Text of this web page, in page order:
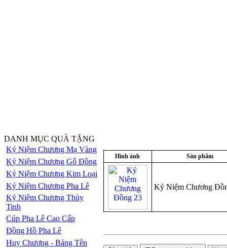
DANH MỤC QUÀ TẶNG
Kỷ Niệm Chương Mạ Vàng
Kỷ Niệm Chương Gỗ Đồng
Kỷ Niệm Chương Kim Loại
Kỷ Niệm Chương Pha Lê
Kỷ Niệm Chương Thủy
Tinh
Cúp Pha Lê Cao Cấp
Đồng Hồ Pha Lê
Huy Chương - Bảng Tên
Hình ảnh Sản phẩm
Kỷ Niệm Chương